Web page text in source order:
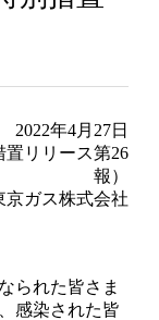
2022年4月27日
置リリース第26
報）
京ガス株式会社
られた皆さま
感染された皆